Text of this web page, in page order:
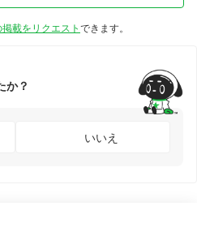
載をリクエスト できます。
か？
いいえ